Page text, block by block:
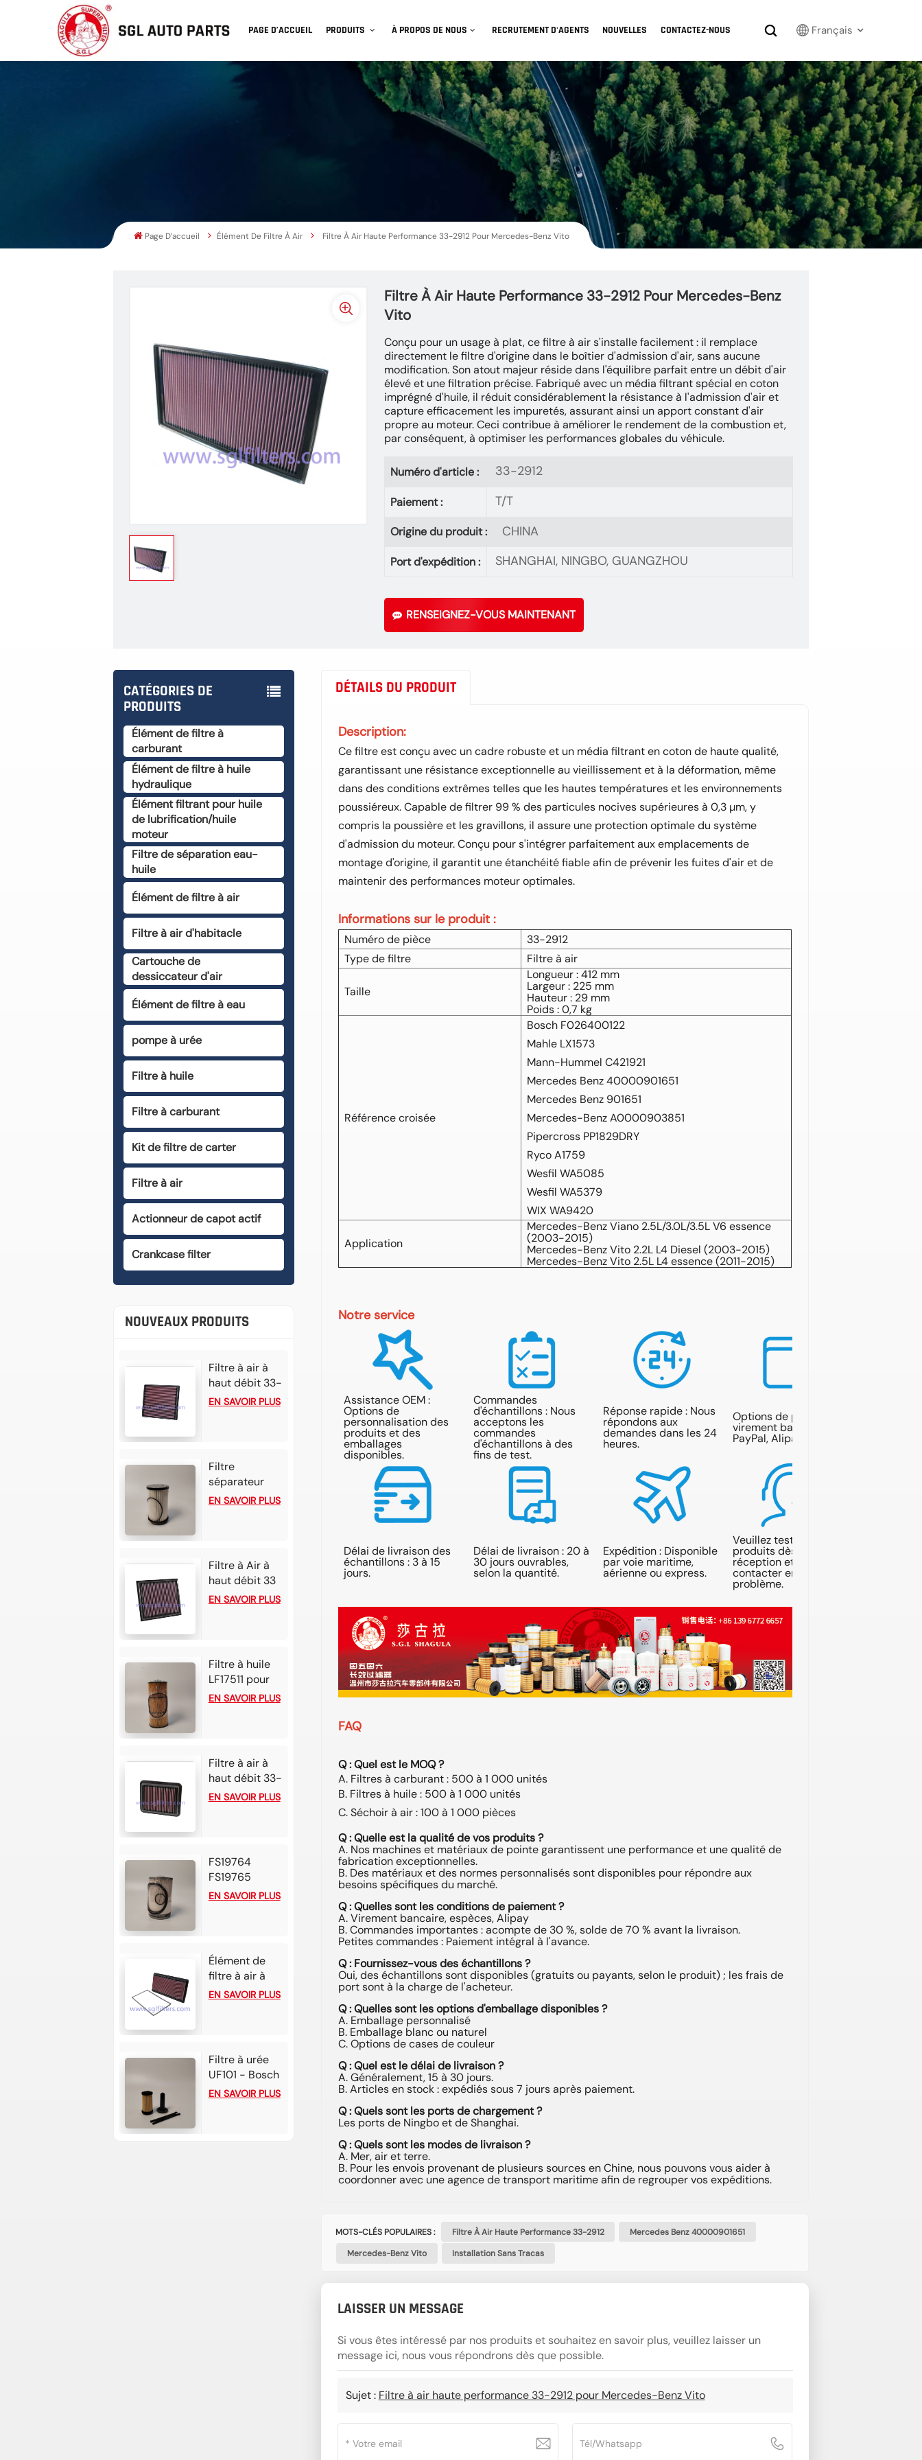
PAGE D’ACCUEIL PRODUITS À PROPOS DE NOUS RECRUTEMENT D'AGENTS NOUVELLES CONTACTEZ-NOUS Français
English
Français
Русский
بالعربية
español
한국어
Page D’accueil Élément De Filtre À Air Filtre À Air Haute Performance 33-2912 Pour Mercedes-Benz Vito
Filtre À Air Haute Performance 33-2912 Pour Mercedes-Benz
Vito
Conçu pour un usage à plat, ce filtre à air s'installe facilement : il remplace
directement le filtre d'origine dans le boîtier d'admission d'air, sans aucune
modification. Son atout majeur réside dans l'équilibre parfait entre un débit d'air
élevé et une filtration précise. Fabriqué avec un média filtrant spécial en coton
imprégné d'huile, il réduit considérablement la résistance à l'admission d'air et
capture efficacement les impuretés, assurant ainsi un apport constant d'air
propre au moteur. Ceci contribue à améliorer le rendement de la combustion et,
par conséquent, à optimiser les performances globales du véhicule.
Numéro d'article : 33-2912
Paiement : T/T
Origine du produit : CHINA
Port d'expédition : SHANGHAI, NINGBO, GUANGZHOU
RENSEIGNEZ-VOUS MAINTENANT
CATÉGORIES DE
PRODUITS
Élément de filtre à
carburant
Élément de filtre à huile
hydraulique
Élément filtrant pour huile
de lubrification/huile
moteur
Filtre de séparation eau-
huile
Élément de filtre à air
Filtre à air d'habitacle
Cartouche de
dessiccateur d'air
Élément de filtre à eau
pompe à urée
Filtre à huile
Filtre à carburant
Kit de filtre de carter
Filtre à air
Actionneur de capot actif
Crankcase filter
NOUVEAUX PRODUITS
Filtre à air à
haut débit 33-
3002 pour
1.9L L4 Diesel
(2024).
EN SAVOIR PLUS
Filtre
séparateur
eau/carburant
DD15 DD16
EN SAVOIR PLUS
Filtre à Air à
haut débit 33
– 5034, pour
Tonale 1,6 l L4
Diesel 2024
EN SAVOIR PLUS
Filtre à huile
LF17511 pour
moteurs
Western Star
4900/5700 et
plateformes
EN SAVOIR PLUS
Filtre à air à
haut débit 33-
5006 pour
Honda CR-V
2.0L L4
essence
EN SAVOIR PLUS
FS19764
FS19765
Séparateur
EN SAVOIR PLUS
Élément de
filtre à air à
haut débit 33-
EN SAVOIR PLUS
Filtre à urée
UF101 - Bosch
2.2-3 cartes
EN SAVOIR PLUS
DÉTAILS DU PRODUIT
Description:
Ce filtre est conçu avec un cadre robuste et un média filtrant en coton de haute qualité,
garantissant une résistance exceptionnelle au vieillissement et à la déformation, même
dans des conditions extrêmes telles que les hautes températures et les environnements
poussiéreux. Capable de filtrer 99 % des particules nocives supérieures à 0,3 µm, y
compris la poussière et les gravillons, il assure une protection optimale du système
d'admission du moteur. Conçu pour s'intégrer parfaitement aux emplacements de
montage d'origine, il garantit une étanchéité fiable afin de prévenir les fuites d'air et de
maintenir des performances moteur optimales.
Informations sur le produit :
Numéro de pièce
33-2912
Type de filtre
Filtre à air
Taille
Longueur : 412 mm
Largeur : 225 mm
Hauteur : 29 mm
Poids : 0,7 kg
Référence croisée
Bosch F026400122
Mahle LX1573
Mann-Hummel C421921
Mercedes Benz 40000901651
Mercedes Benz 901651
Mercedes-Benz A0000903851
Pipercross PP1829DRY
Ryco A1759
Wesfil WA5085
Wesfil WA5379
WIX WA9420
Application
Mercedes-Benz Viano 2.5L/3.0L/3.5L V6 essence
(2003-2015)
Mercedes-Benz Vito 2.2L L4 Diesel (2003-2015)
Mercedes-Benz Vito 2.5L L4 essence (2011-2015)
Notre service
Assistance OEM :
Options de
personnalisation des
produits et des
emballages
disponibles.
Commandes
d'échantillons : Nous
acceptons les
commandes
d'échantillons à des
fins de test.
Réponse rapide : Nous
répondons aux
demandes dans les 24
heures.
Options de paiement :
virement bancaire,
PayPal, Alipay.
Délai de livraison des
échantillons : 3 à 15
jours.
Délai de livraison : 20 à
30 jours ouvrables,
selon la quantité.
Expédition : Disponible
par voie maritime,
aérienne ou express.
Veuillez tester les
produits dès leur
réception et nous
contacter en cas de
problème.
FAQ
Q : Quel est le MOQ ?
A. Filtres à carburant : 500 à 1 000 unités
B. Filtres à huile : 500 à 1 000 unités
C. Séchoir à air : 100 à 1 000 pièces
Q : Quelle est la qualité de vos produits ?
A. Nos machines et matériaux de pointe garantissent une performance et une qualité de
fabrication exceptionnelles.
B. Des matériaux et des normes personnalisés sont disponibles pour répondre aux
besoins spécifiques du marché.
Q : Quelles sont les conditions de paiement ?
A. Virement bancaire, espèces, Alipay
B. Commandes importantes : acompte de 30 %, solde de 70 % avant la livraison.
Petites commandes : Paiement intégral à l'avance.
Q : Fournissez-vous des échantillons ?
Oui, des échantillons sont disponibles (gratuits ou payants, selon le produit) ; les frais de
port sont à la charge de l'acheteur.
Q : Quelles sont les options d'emballage disponibles ?
A. Emballage personnalisé
B. Emballage blanc ou naturel
C. Options de cases de couleur
Q : Quel est le délai de livraison ?
A. Généralement, 15 à 30 jours.
B. Articles en stock : expédiés sous 7 jours après paiement.
Q : Quels sont les ports de chargement ?
Les ports de Ningbo et de Shanghai.
Q : Quels sont les modes de livraison ?
A. Mer, air et terre.
B. Pour les envois provenant de plusieurs sources en Chine, nous pouvons vous aider à
coordonner avec une agence de transport maritime afin de regrouper vos expéditions.
MOTS-CLÉS POPULAIRES : Filtre À Air Haute Performance 33-2912
Mercedes Benz 40000901651
Mercedes-Benz Vito
Installation Sans Tracas
LAISSER UN MESSAGE
Si vous êtes intéressé par nos produits et souhaitez en savoir plus, veuillez laisser un
message ici, nous vous répondrons dès que possible.
Sujet : Filtre à air haute performance 33-2912 pour Mercedes-Benz Vito